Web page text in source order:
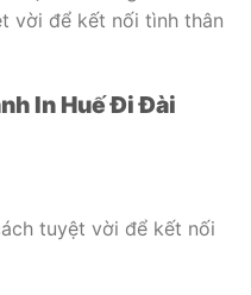
vời để kết nối tình thân
In Huế Đi Đài
tuyệt vời để kết nối